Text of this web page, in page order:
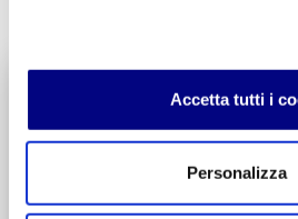
Accetta tutti i
Personalizza
Liceo delle
Integr. Psicologia &
Entra